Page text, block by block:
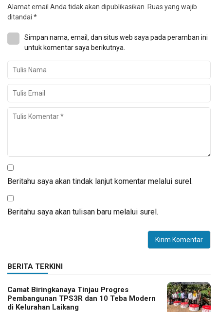
Alamat email Anda tidak akan dipublikasikan. Ruas yang wajib
ditandai *
Simpan nama, email, dan situs web saya pada peramban ini
untuk komentar saya berikutnya.
Beritahu saya akan tindak lanjut komentar melalui surel.
Beritahu saya akan tulisan baru melalui surel.
BERITA TERKINI
Camat Biringkanaya Tinjau Progres
Pembangunan TPS3R dan 10 Teba Modern
di Kelurahan Laikang